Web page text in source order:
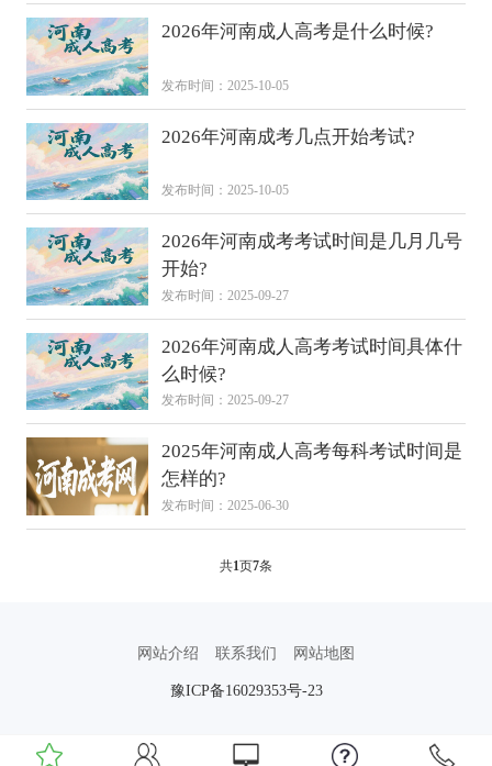
2026年河南成人高考是什么时候?
发布时间：2025-10-05
2026年河南成考几点开始考试?
发布时间：2025-10-05
2026年河南成考考试时间是几月几号
开始?
发布时间：2025-09-27
2026年河南成人高考考试时间具体什
么时候?
发布时间：2025-09-27
2025年河南成人高考每科考试时间是
怎样的?
发布时间：2025-06-30
共1页7条
网站介绍 联系我们 网站地图
豫ICP备16029353号-23